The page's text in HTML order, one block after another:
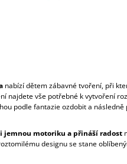
nabízí dětem zábavné tvoření, při
najdete vše potřebné k vytvoření
podle fantazie ozdobit a následně
motoriku a přináší radost
designu se stane